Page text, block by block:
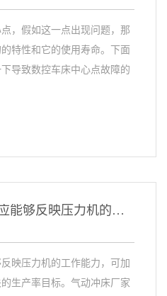
，假如这一点出现问题，那
特性和它的使用寿命。下面
导致数控车床中心点故障的
冲床的主要技术参数应能够反映压力机的工作能力
映压力机的工作能力，可加
生产率目标。气动冲床厂家